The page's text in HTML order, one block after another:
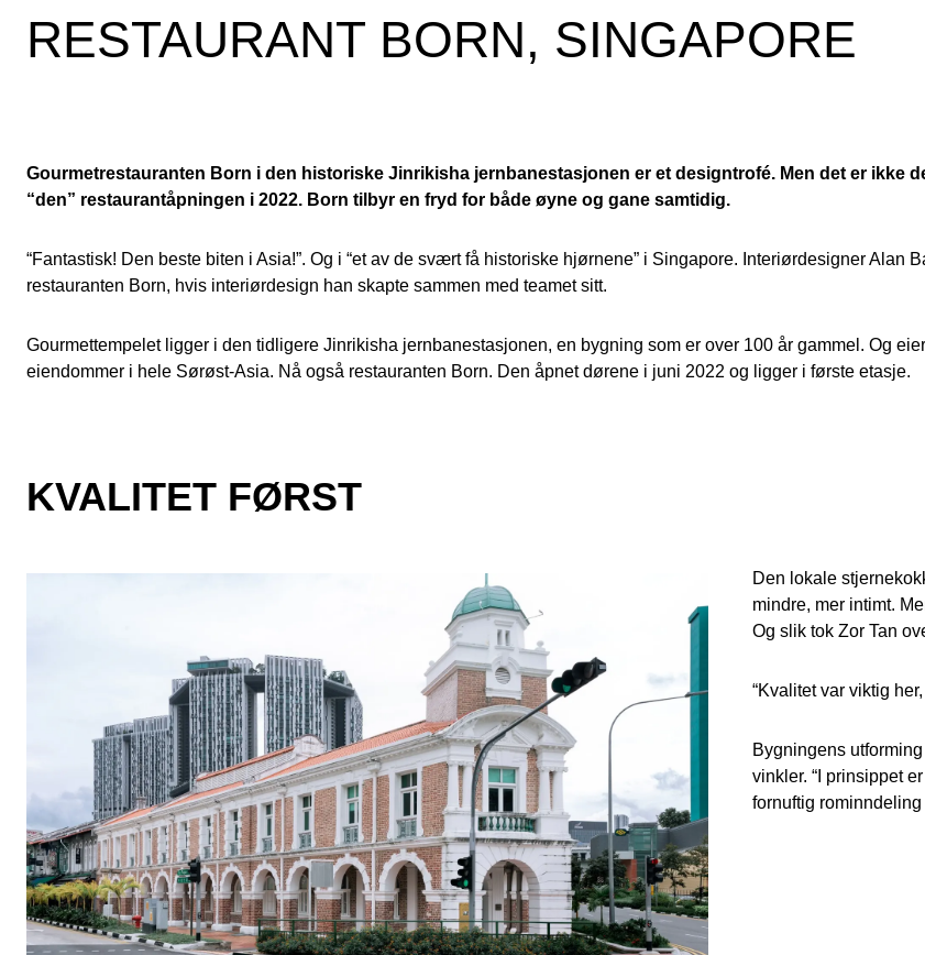
RESTAURANT BORN, SINGAPORE
Gourmetrestauranten Born i den historiske Jinrikisha jernbanestasjonen er et designtrofé. Men det er ikke
“den” restaurantåpningen i 2022. Born tilbyr en fryd for både øyne og gane samtidig.
“Fantastisk! Den beste biten i Asia!”. Og i “et av de svært få historiske hjørnene” i Singapore. Interiørdesigner Alan
restauranten Born, hvis interiørdesign han skapte sammen med teamet sitt.
Gourmettempelet ligger i den tidligere Jinrikisha jernbanestasjonen, en bygning som er over 100 år gammel. Og
eiendommer i hele Sørøst-Asia. Nå også restauranten Born. Den åpnet dørene i juni 2022 og ligger i første etasje.
KVALITET FØRST
Den lokale
mindre, mer intimt.
Og slik tok Zor Tan
“Kvalitet var viktig
Bygningens
vinkler. “I prinsippet
fornuftig rominndeling